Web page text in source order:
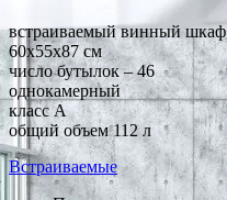
встраиваемый винный шкаф
60x55x87 см
число бутылок – 46
однокамерный
класс A
общий объем 112 л
Встраиваемые